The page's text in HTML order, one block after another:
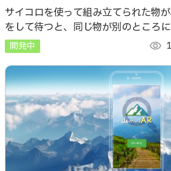
a Teleportation System?
サイコロを使って組み立てられた物
をして待つと、同じ物が別のところ
物は現時点では消えません。
開発中 visibility